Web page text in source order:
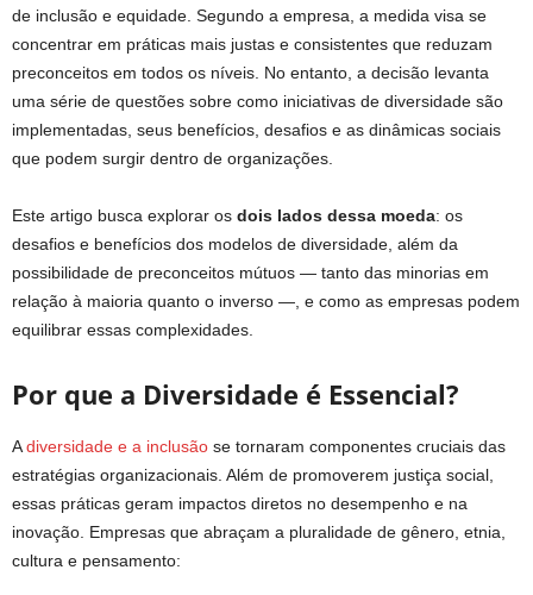
de inclusão e equidade. Segundo a empresa, a medida visa se
concentrar em práticas mais justas e consistentes que reduzam
preconceitos em todos os níveis. No entanto, a decisão levanta
uma série de questões sobre como iniciativas de diversidade são
implementadas, seus benefícios, desafios e as dinâmicas sociais
que podem surgir dentro de organizações.
Este artigo busca explorar os dois lados dessa moeda: os
desafios e benefícios dos modelos de diversidade, além da
possibilidade de preconceitos mútuos — tanto das minorias em
relação à maioria quanto o inverso —, e como as empresas podem
equilibrar essas complexidades.
Por que a Diversidade é Essencial?
Adiversidade e a inclusão se tornaram componentes cruciais das
estratégias organizacionais. Além de promoverem justiça social,
essas práticas geram impactos diretos no desempenho e na
inovação. Empresas que abraçam a pluralidade de gênero, etnia,
cultura e pensamento: